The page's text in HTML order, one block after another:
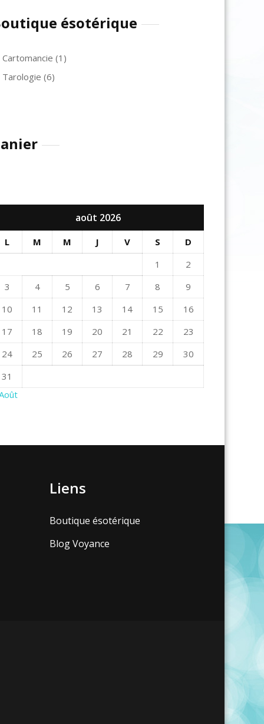
ésotérique
Cartomancie (1)
Tarologie (6)
août 2026
L M M J V S
D
1
2
3
4 5 6 7 8
9
10
11 12 13 14 15
16
17
18 19 20 21 22
23
24
25 26 27 28 29
30
31
Liens
Boutique ésotérique
Blog Voyance